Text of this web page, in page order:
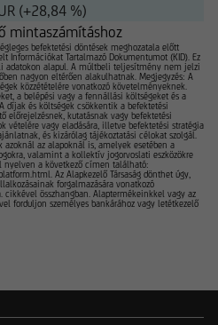
(+28,84 %)
mintaszámításhoz
befektetési döntések meghozatala előtt
Információkat Tartalmazó Dokumentumot (KID). Ez
alapul. A múltbeli teljesítmény nem jelzi
nagyon eltérően alakulhatnak. Megjegyzés: A
közzétételére vonatkozó követelményeknek.
a belépési vagy a fennállási költségeket és a
díjak és költségek csökkentik a befektetési
előrejelzésnek, kutatásnak vagy befektetési
vételére vagy eladására, illetve befektetési stratégia
és kizárólag tájékoztatási célokat szolgál.
az alapoknál is, amelyek esetében a
valamint a kollektív jogorvoslati eszközökre
nyelven a következő címen található:
Az Alapkezelő Társaság dönthet úgy,
forgalmazására vonatkozó
összhangban. Alaptermékeinkkel vagy az
forduljon személyes bankárához vagy letétkezelő